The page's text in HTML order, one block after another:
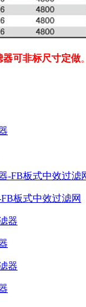
可非标尺寸定做。
板式中效过滤网